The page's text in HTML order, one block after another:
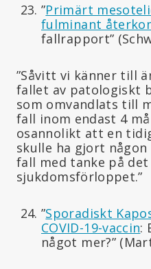
”Primärt
fulminant
fallrapport”
”Såvitt vi känner till
fallet av patologiskt
som omvandlats till
fall inom endast 4
osannolikt att en
skulle ha gjort
fall med tanke på det
sjukdomsförloppet.”
”Sporadiskt
COVID-19-vaccin:
något mer?”